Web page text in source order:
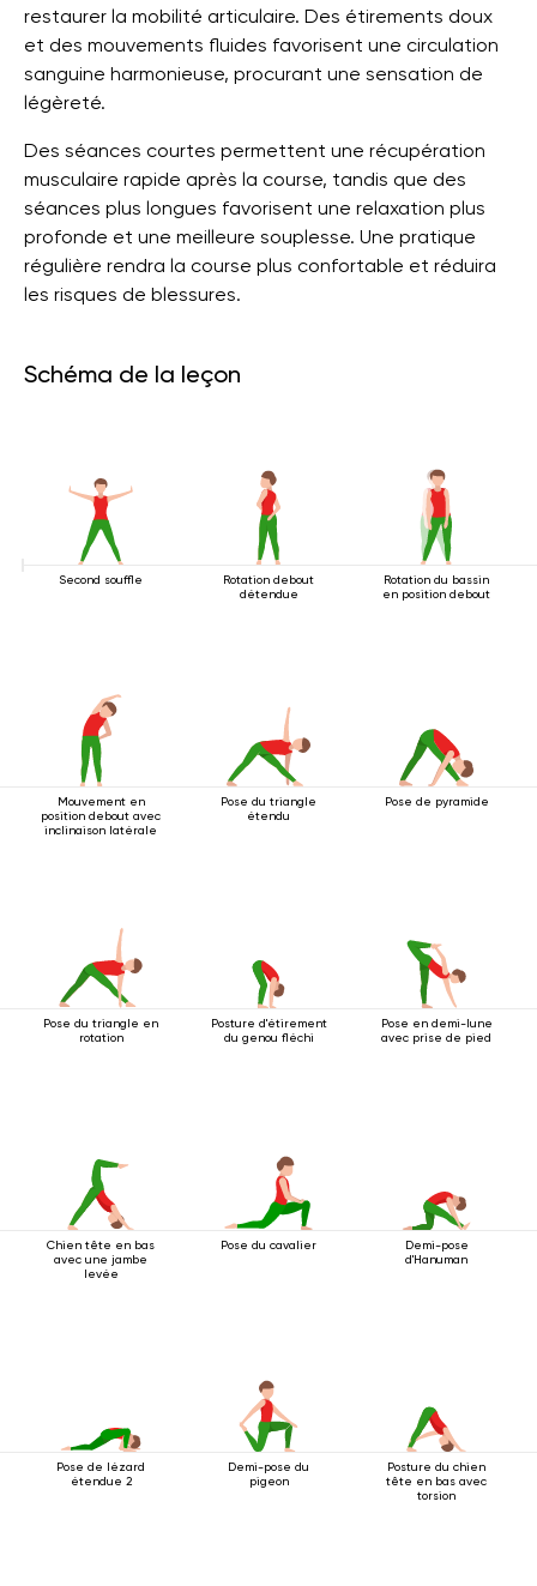
restaurer la mobilité articulaire. Des étirements doux
et des mouvements fluides favorisent une circulation
sanguine harmonieuse, procurant une sensation de
légèreté.
Des séances courtes permettent une récupération
musculaire rapide après la course, tandis que des
séances plus longues favorisent une relaxation plus
profonde et une meilleure souplesse. Une pratique
régulière rendra la course plus confortable et réduira
les risques de blessures.
Schéma de la leçon
Second souffle
Rotation debout
détendue
Rotation du bassin
en position debout
Mouvement en
position debout avec
inclinaison latérale
Pose du triangle
étendu
Pose de pyramide
Pose du triangle en
rotation
Posture d'étirement
du genou fléchi
Pose en demi-lune
avec prise de pied
Chien tête en bas
avec une jambe
levée
Pose du cavalier
Demi-pose
d'Hanuman
Pose de lézard
étendue 2
Demi-pose du
pigeon
Posture du chien
tête en bas avec
torsion